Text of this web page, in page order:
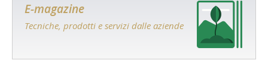
E-magazine
Tecniche, prodotti e servizi dalle aziende